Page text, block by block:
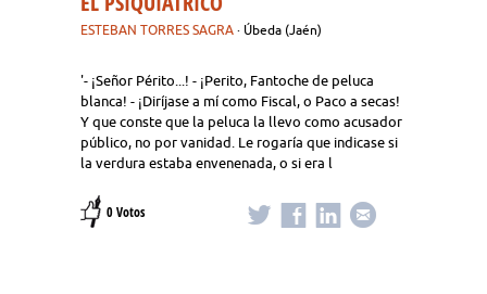
ESTEBAN TORRES SAGRA · Úbeda (Jaén)
'- ¡Señor Périto...! - ¡Perito, Fantoche de peluca
blanca! - ¡Diríjase a mí como Fiscal, o Paco a secas!
Y que conste que la peluca la llevo como acusador
público, no por vanidad. Le rogaría que indicase si
la verdura estaba envenenada, o si era l
0 Votos